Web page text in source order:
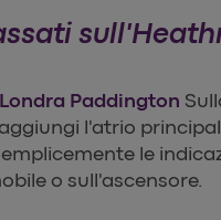
Londra Paddington
l'atrio
le
o sull'ascensore.